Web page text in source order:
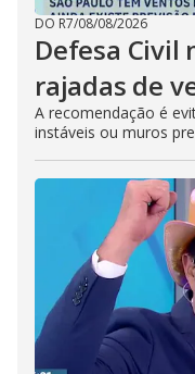
DO R7/08/08/2026
Defesa Civil
rajadas de
A recomendação é
instáveis ou muros